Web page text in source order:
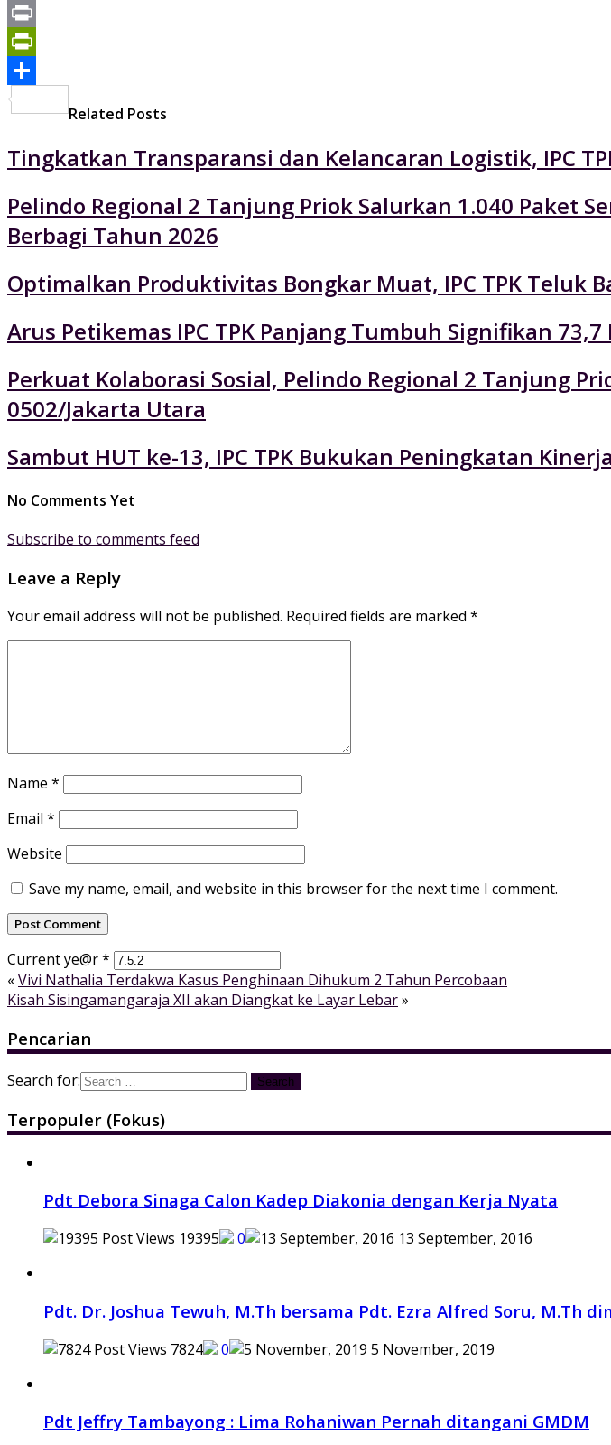
Mail
Gmail
Print
PrintFriendly
Related Posts
Tingkatkan Transparansi dan Kelancaran Logistik, IPC
Pelindo Regional 2 Tanjung Priok Salurkan 1.040 Paket
Berbagi Tahun 2026
Optimalkan Produktivitas Bongkar Muat, IPC TPK Teluk
Arus Petikemas IPC TPK Panjang Tumbuh Signifikan 73,7
Perkuat Kolaborasi Sosial, Pelindo Regional 2 Tanjung
0502/Jakarta Utara
Sambut HUT ke-13, IPC TPK Bukukan Peningkatan
No Comments Yet
Subscribe to comments feed
Leave a Reply
Your email address will not be published. Required fields are marked *
Name *
Email *
Website
Save my name, email, and website in this browser for the next time I comment.
Current ye@r*
«Vivi Nathalia Terdakwa Kasus Penghinaan Dihukum 2 Tahun Percobaan
Kisah Sisingamangaraja XII akan Diangkat ke Layar Lebar»
Pencarian
Search for:
Terpopuler (Fokus)
Pdt Debora Sinaga Calon Kadep Diakonia dengan Kerja Nyata
19395 0 13 September, 2016
Pdt. Dr. Joshua Tewuh, M.Th bersama Pdt. Ezra Alfred Soru, M.Th
7824 0 5 November, 2019
Pdt Jeffry Tambayong : Lima Rohaniwan Pernah ditangani GMDM